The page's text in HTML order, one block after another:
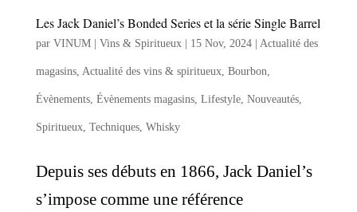
Les Jack Daniel’s Bonded Series et la série Single Barrel
par VINUM | Vins & Spiritueux| 15 Nov, 2024| Actualité des
magasins, Actualité des vins & spiritueux, Bourbon,
Évènements, Évènements magasins, Lifestyle, Nouveautés,
Spiritueux, Techniques, Whisky
Depuis ses débuts en 1866, Jack Daniel’s
s’impose comme une référence